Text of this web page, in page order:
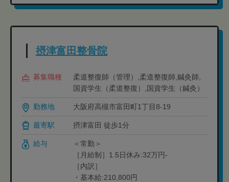
摂津富田整骨院
募集職種
柔道整復師（管理）,柔道整復師,鍼灸師,
国資学生（柔道整復）,国資学生（鍼灸）
勤務地 大阪府高槻市富田町1丁目8-19
最寄駅 摂津富田 徒歩1分
給与
＜常勤＞
［月給制］1.5日休み:32万円-
［内訳］
・基本給:210,800円